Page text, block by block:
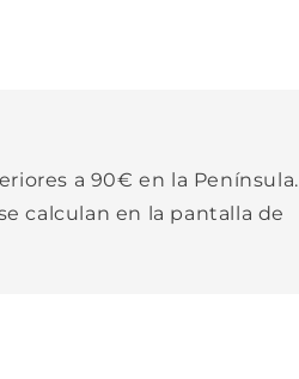
a 90€ en la Península.
calculan en la pantalla de